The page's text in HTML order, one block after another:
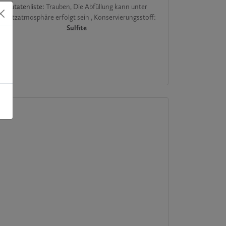
Zutatenliste: Trauben, Die Abfüllung kann unter
erfolgt sein , Konservierungsstoff:
Sulfite